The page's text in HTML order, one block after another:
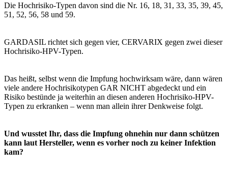
Die Hochrisiko-Typen davon sind die Nr. 16, 18, 31, 33, 35, 39, 45,
51, 52, 56, 58 und 59.
GARDASIL richtet sich gegen vier, CERVARIX gegen zwei dieser
Hochrisiko-HPV-Typen.
Das heißt, selbst wenn die Impfung hochwirksam wäre, dann wären
viele andere Hochrisikotypen GAR NICHT abgedeckt und ein
Risiko bestünde ja weiterhin an diesen anderen Hochrisiko-HPV-
Typen zu erkranken – wenn man allein ihrer Denkweise folgt.
Und wusstet Ihr, dass die Impfung ohnehin nur dann schützen
kann laut Hersteller, wenn es vorher noch zu keiner Infektion
kam?